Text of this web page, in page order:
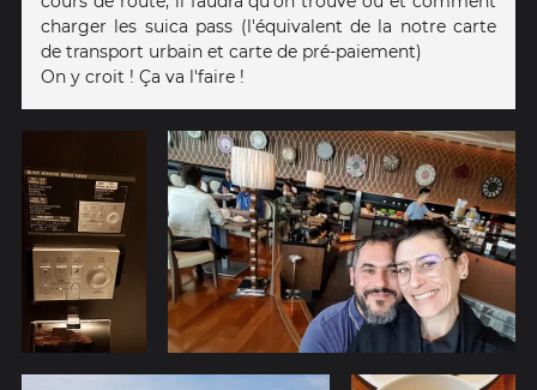
charger les suica pass (l'équivalent de la notre carte
de transport urbain et carte de pré-paiement)
On y croit ! Ça va l'faire !